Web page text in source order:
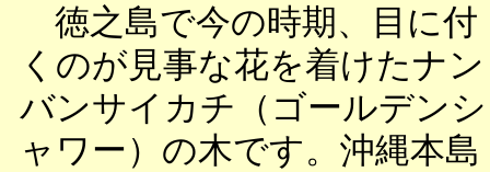
徳之島で今の時期、目に付
くのが見事な花を着けたナン
バンサイカチ（ゴールデンシ
ャワー）の木です。沖縄本島